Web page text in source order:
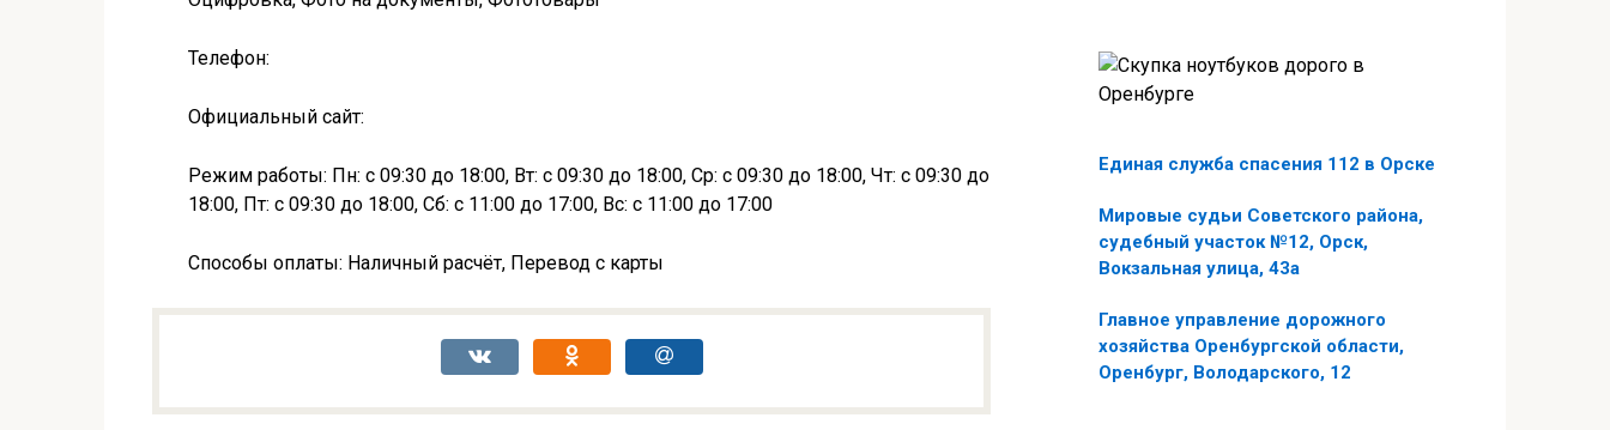
Телефон:
Официальный сайт:
Режим работы: Пн: с 09:30 до 18:00, Вт: с 09:30 до 18:00, Ср: с 09:30 до 18:00, Чт: с 09:30 до
18:00, Пт: с 09:30 до 18:00, Сб: с 11:00 до 17:00, Вс: с 11:00 до 17:00
Способы оплаты: Наличный расчёт, Перевод с карты
Единая служба спасения 112 в Орске
Мировые судьи Советского района,
судебный участок №12, Орск,
Вокзальная улица, 43а
Главное управление дорожного
хозяйства Оренбургской области,
Оренбург, Володарского, 12